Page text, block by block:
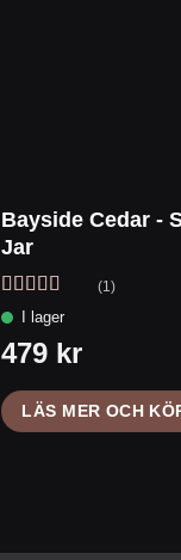
Bayside Cedar -
Jar
Betygsatt
(1)
LÄS MER OCH